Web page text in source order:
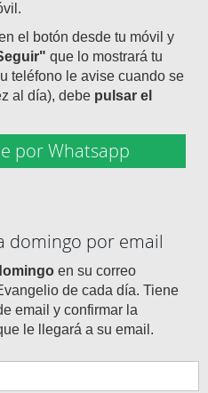
el botón desde tu móvil y
que lo mostrará tu
teléfono le avise cuando se
al día), debe pulsar el
por Whatsapp
domingo por email
en su correo
de cada día. Tiene
email y confirmar la
le llegará a su email.